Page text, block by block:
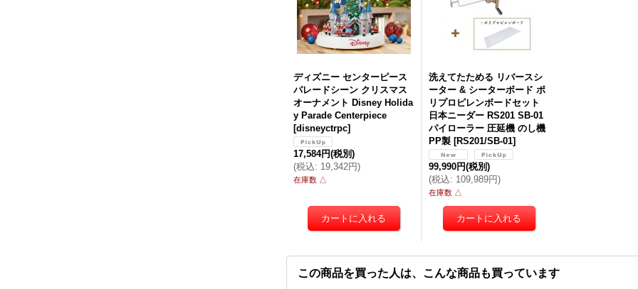
ディズニー センターピース
パレードシーン クリスマス
オーナメント Disney Holida
y Parade Centerpiece
[disneyctrpc]
17,584円(税別)
(税込: 19,342円)
在庫数 △
洗えてたためる リバースシ
ーター & シーターボード ポ
リプロピレンボードセット
日本ニーダー RS201 SB-01
パイローラー 圧延機 のし機
PP製 [RS201/SB-01]
99,990円(税別)
(税込: 109,989円)
在庫数 △
この商品を買った人は、こんな商品も買っています